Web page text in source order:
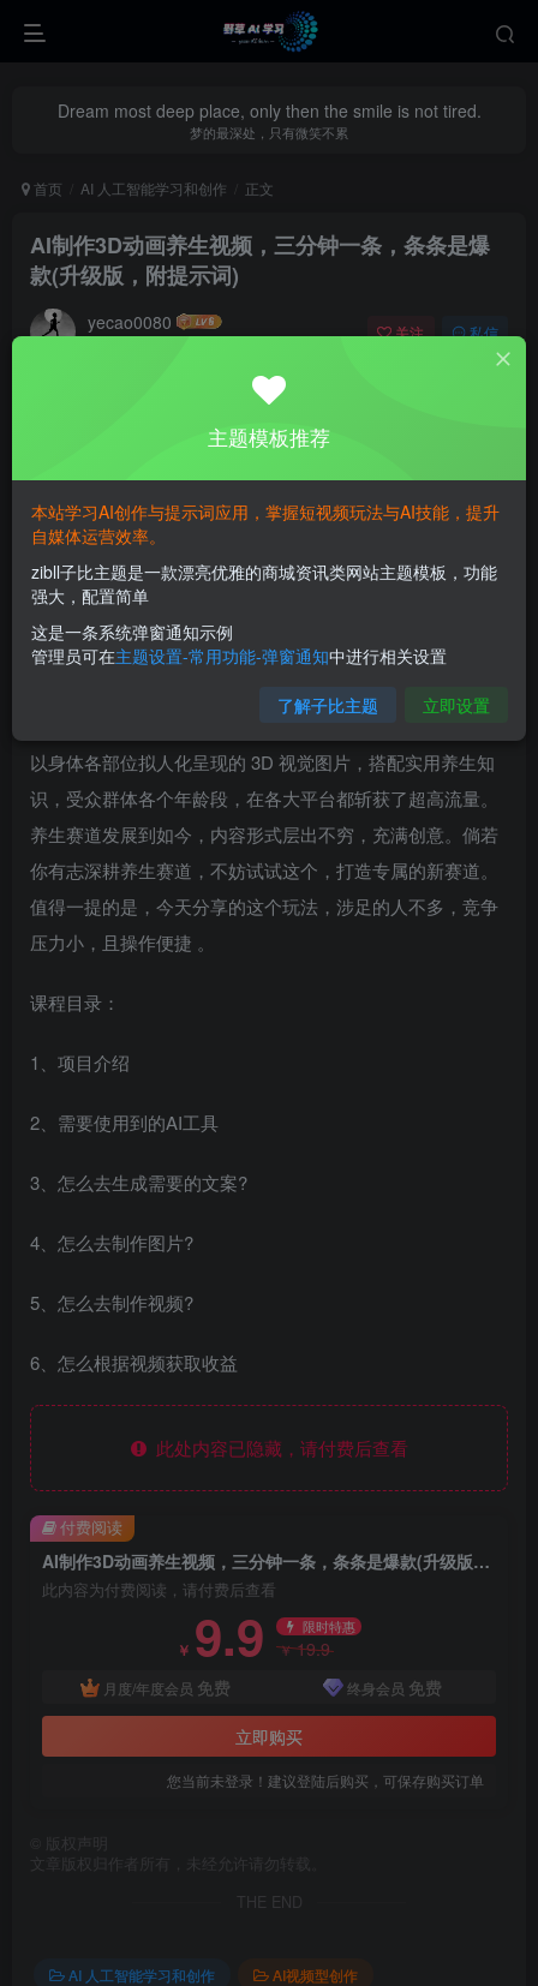
Dream most deep place, only then the smile is not tired.
梦的最深处，只有微笑不累
首页 AI 人工智能学习和创作 正文
AI制作3D动画养生视频，三分钟一条，条条是爆
款(升级版，附提示词)
yecao0080 关注 私信
以身体各部位拟人化呈现的 3D 视觉图片，搭配实用养生知
识，受众群体各个年龄段，在各大平台都斩获了超高流量。
养生赛道发展到如今，内容形式层出不穷，充满创意。倘若
你有志深耕养生赛道，不妨试试这个，打造专属的新赛道。
值得一提的是，今天分享的这个玩法，涉足的人不多，竞争
压力小，且操作便捷 。
课程目录：
1、项目介绍
2、需要使用到的AI工具
3、怎么去生成需要的文案?
4、怎么去制作图片?
5、怎么去制作视频?
6、怎么根据视频获取收益
此处内容已隐藏，请付费后查看
AI制作3D动画养生视频，三分钟一条，条条是爆款(升级版，附提示词)
此内容为付费阅读，请付费后查看
￥ 9.9 限时特惠
￥19.9
月度/年度会员 免费 终身会员 免费
立即购买
您当前未登录！建议登陆后购买，可保存购买订单
付费阅读
版权声明
文章版权归作者所有，未经允许请勿转载。
THE END
AI 人工智能学习和创作
AI视频型创作
主题模板推荐
本站学习AI创作与提示词应用，掌握短视频玩法与AI技能，提升
自媒体运营效率。
zibll子比主题是一款漂亮优雅的商城资讯类网站主题模板，功能
强大，配置简单
这是一条系统弹窗通知示例
管理员可在主题设置-常用功能-弹窗通知中进行相关设置
了解子比主题 立即设置